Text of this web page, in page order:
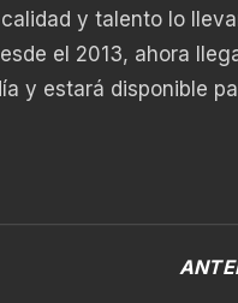
y talento lo
el 2013, ahora
y estará disponible